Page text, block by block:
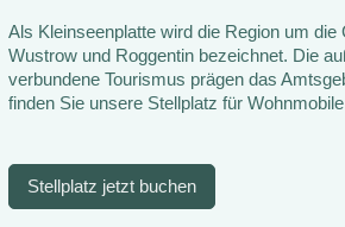
Als Kleinseenplatte wird die Region um
Wustrow und Roggentin bezeichnet. Die
verbundene Tourismus prägen das
finden Sie unsere Stellplatz für
Stellplatz jetzt buchen